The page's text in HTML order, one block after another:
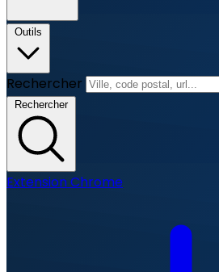
Outils
Rechercher
Rechercher
Extension Chrome